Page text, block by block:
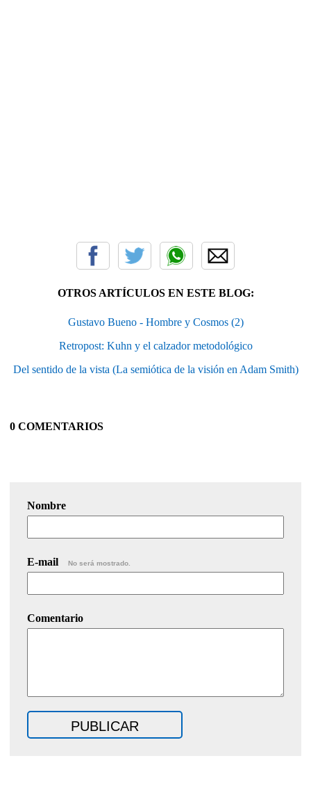
OTROS ARTÍCULOS EN ESTE BLOG:
Gustavo Bueno - Hombre y Cosmos (2)
Retropost: Kuhn y el calzador metodológico
Del sentido de la vista (La semiótica de la visión en Adam Smith)
0 COMENTARIOS
Nombre
E-mail No será mostrado.
Comentario